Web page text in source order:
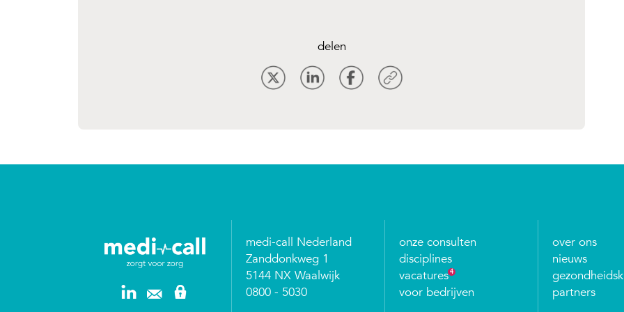
delen
medi-call Nederland
Zanddonkweg 1
5144 NX Waalwijk
0800 - 5030
onze consulten
disciplines
vacatures4
voor bedrijven
over ons
nieuws
partners